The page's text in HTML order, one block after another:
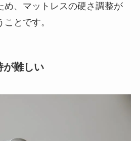
め、マットレスの硬さ調整が
とです。
が難しい